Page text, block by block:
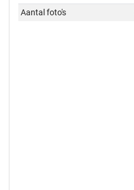
Aantal foto's